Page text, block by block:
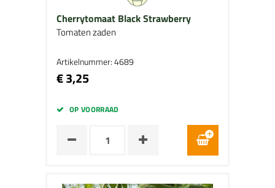
Cherrytomaat Black Strawberry
Tomaten zaden
Artikelnummer: 4689
€ 3,25
OP VOORRAAD